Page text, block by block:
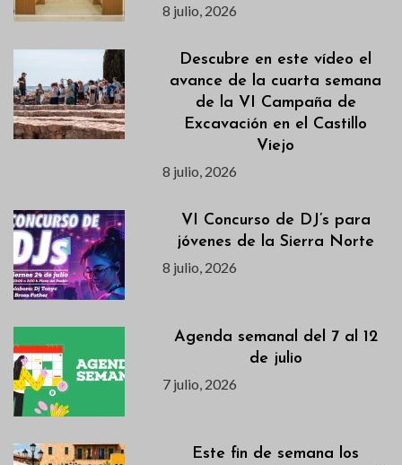
8 julio, 2026
Descubre en este vídeo el
avance de la cuarta semana
de la VI Campaña de
Excavación en el Castillo
Viejo
8 julio, 2026
VI Concurso de DJ’s para
jóvenes de la Sierra Norte
8 julio, 2026
Agenda semanal del 7 al 12
de julio
7 julio, 2026
Este fin de semana los